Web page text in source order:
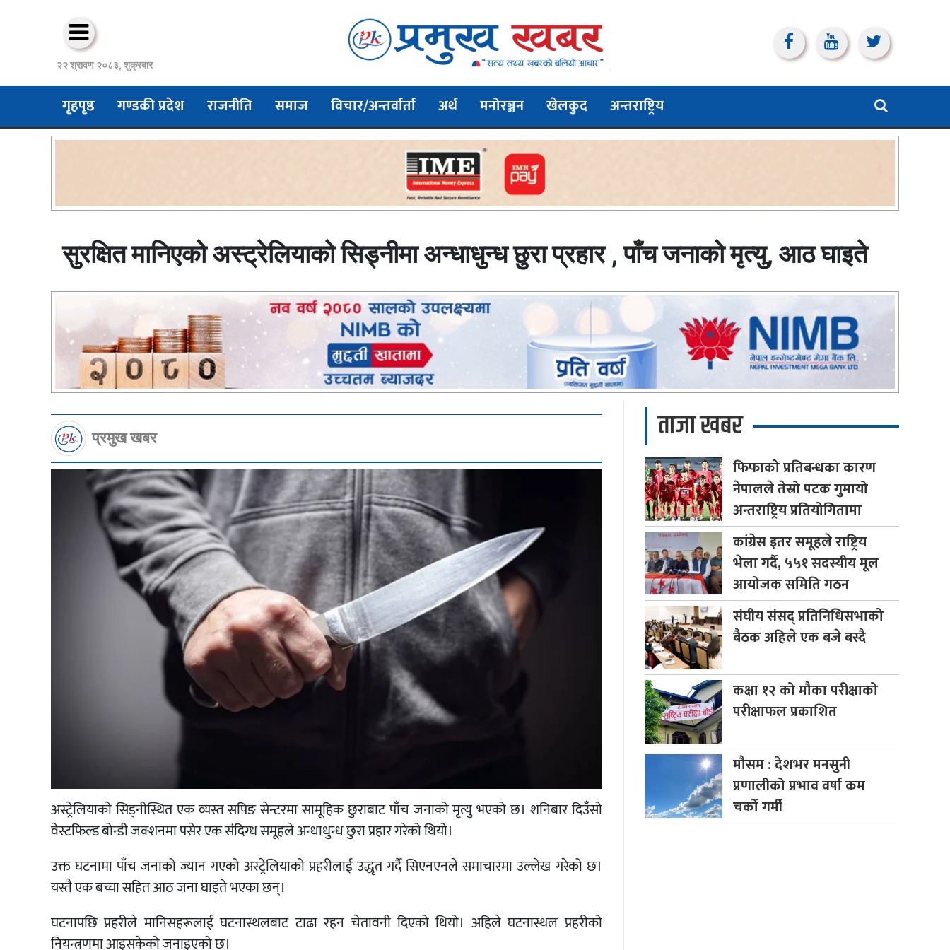
२२ श्रावण २०८३, शुक्रबार
गृहपृष्ठ गण्डकी प्रदेश राजनीति समाज विचार/अन्तर्वार्ता अर्थ मनोरञ्जन खेलकुद अन्तराष्ट्रिय
सुरक्षित मानिएको अस्ट्रेलियाको सिड्नीमा अन्धाधुन्ध छुरा प्रहार , पाँच जनाको मृत्यु, आठ घाइते
प्रमुख खबर
अस्ट्रेलियाकाे सिड्नीस्थित एक व्यस्त सपिङ सेन्टरमा सामूहिक छुराबाट पाँच जनाको मृत्यु भएको छ। शनिबार दिउँसो
वेस्टफिल्ड बोन्डी जक्शनमा पसेर एक संदिग्ध समूहले अन्धाधुन्ध छुरा प्रहार गरेको थियो।
उक्त घटनामा पाँच जनाको ज्यान गएको अस्ट्रेलियाको प्रहरीलाई उद्धृत गर्दै सिएनएनले समाचारमा उल्लेख गरेको छ।
यस्तै एक बच्चा सहित आठ जना घाइते भएका छन्।
घटनापछि प्रहरीले मानिसहरूलाई घटनास्थलबाट टाढा रहन चेतावनी दिएको थियो। अहिले घटनास्थल प्रहरीको
नियन्त्रणमा आइसकेको जनाइएको छ।
ताजा खबर
फिफाकोप्रतिबन्धका कारण
नेपालले तेस्रो पटक गुमायो
अन्तराष्ट्रिय प्रतियोगितामा
कांग्रेसइतर समूहले राष्ट्रिय
भेला गर्दै, ५५१ सदस्यीय मूल
आयोजक समिति गठन
संघीयसंसद् प्रतिनिधिसभाको
बैठक अहिले एक बजे बस्दै
कक्षा१२ को मौका परीक्षाको
परीक्षाफल प्रकाशित
मौसम: देशभर मनसुनी
प्रणालीको प्रभाव वर्षा कम
चर्को गर्मी